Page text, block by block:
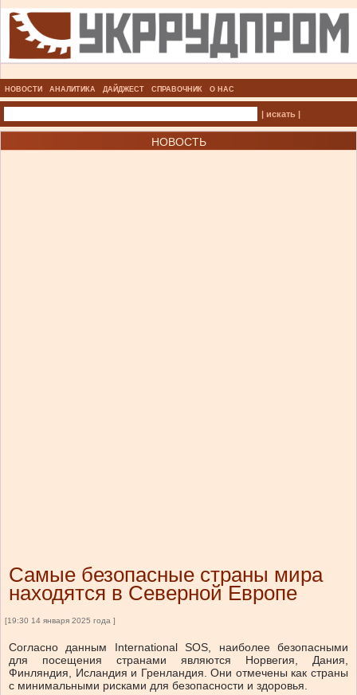
НОВОСТИ АНАЛИТИКА ДАЙДЖЕСТ СПРАВОЧНИК О НАС
| искать |
НОВОСТЬ
Самые безопасные страны мира
находятся в Северной Европе
[19:30 14 января 2025 года ]
Согласно данным International SOS, наиболее безопасными
для посещения странами являются Норвегия, Дания,
Финляндия, Исландия и Гренландия. Они отмечены как страны
с минимальными рисками для безопасности и здоровья.